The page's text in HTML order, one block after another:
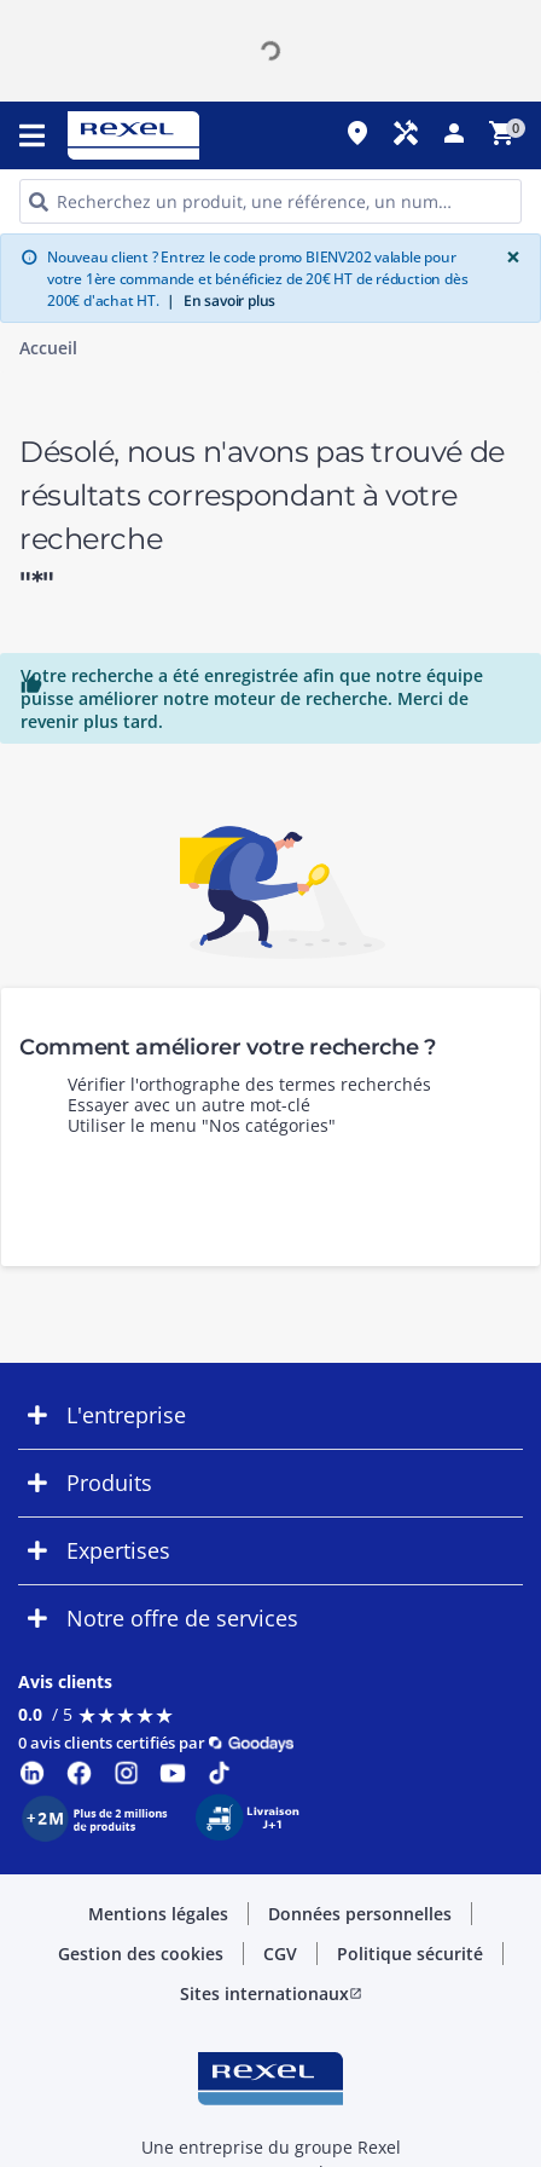
place handyman person shopping_cart0
info Nouveau client ? Entrez le code promo BIENV202 valable pour
votre 1ère commande et bénéficiez de 20€ HT de réduction dès
200€ d'achat HT. | En savoir plus
×
Accueil
Désolé, nous n'avons pas trouvé de
résultats correspondant à votre
recherche
"*"

Votre recherche a été enregistrée afin que notre équipe
puisse améliorer notre moteur de recherche. Merci de
revenir plus tard.
Comment améliorer votre recherche ?
Vérifier l'orthographe des termes recherchés
Essayer avec un autre mot-clé
Utiliser le menu "Nos catégories"
L'entreprise
Produits
Expertises
Notre offre de services
Avis clients
0.0 / 5 ★★★★★
★★★★★
0 avis clients certifiés par
Mentions légales
Données personnelles
Gestion des cookies
CGV
Politique sécurité
Sites internationauxopen_in_new
Une entreprise du groupe Rexel